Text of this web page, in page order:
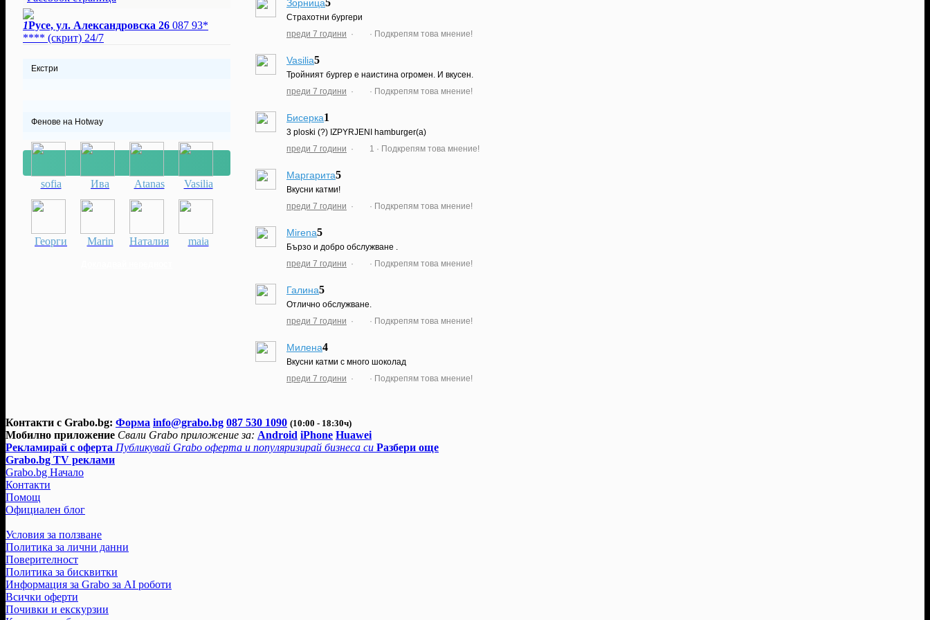
1Русе, ул. Александровска 26 087 93*
**** (скрит) 24/7
Екстри
Фенове на Hotway
sofia Ива Atanas Vasilia
Георги Marin Наталия maia
Зорница
Страхотни бургери
преди 7 години · · Подкрепям това мнение!
Vasilia5
Тройният бургер е наистина огромен. И вкусен.
преди 7 години · · Подкрепям това мнение!
Бисерка1
3 ploski (?) IZPYRJENI hamburger(a)
преди 7 години · 1 · Подкрепям това мнение!
Маргарита5
Вкусни катми!
преди 7 години · · Подкрепям това мнение!
Mirena5
Бързо и добро обслужване .
преди 7 години · · Подкрепям това мнение!
Галина5
Отлично обслужване.
преди 7 години · · Подкрепям това мнение!
Милена4
Вкусни катми с много шоколад
преди 7 години · · Подкрепям това мнение!
Контакти с Grabo.bg: Форма info@grabo.bg 087 530 1090 (10:00 - 18:30ч)
Мобилно приложение Свали Grabo приложение за: Android iPhone Huawei
Рекламирай с оферта Публикувай Grabo оферта и популяризирай бизнеса си Разбери още
Grabo.bg TV реклами
Grabo.bg Начало
Контакти
Помощ
Официален блог
Условия за ползване
Политика за лични данни
Поверителност
Политика за бисквитки
Информация за Grabo за AI роботи
Всички оферти
Почивки и екскурзии